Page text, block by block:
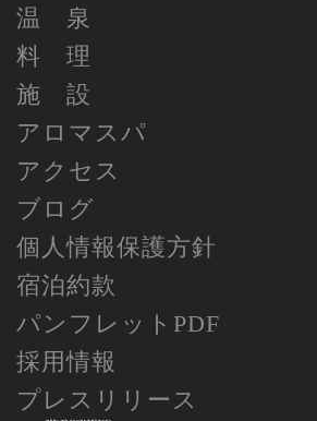
温 泉
料 理
施 設
アロマスパ
アクセス
ブログ
個人情報保護方針
宿泊約款
パンフレットPDF
採用情報
プレスリリース